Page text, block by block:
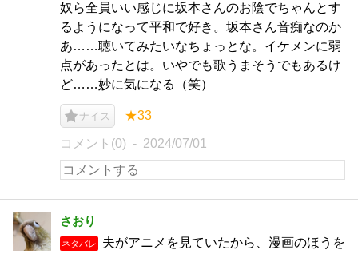
奴ら全員いい感じに坂本さんのお陰でちゃんとす
るようになって平和で好き。坂本さん音痴なのか
あ……聴いてみたいなちょっとな。イケメンに弱
点があったとは。いやでも歌うまそうでもあるけ
ど……妙に気になる（笑）
ナイス ★33
コメント(0) 2024/07/01
さおり
ネタバレ
夫がアニメを見ていたから、漫画のほうを